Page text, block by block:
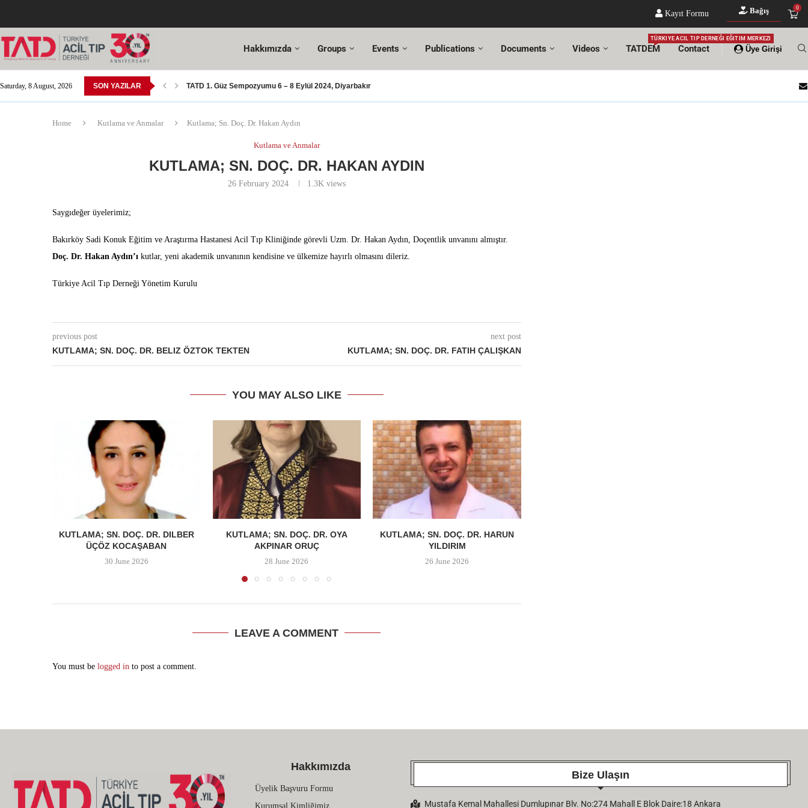
Kayıt Formu Bağış 0
Hakkımızda Groups Events Publications Documents Videos TATDEM
TÜRKIYE ACIL TIP DERNEĞI EĞITIM MERKEZI
Contact Üye Girişi
Saturday, 8 August, 2026 SON YAZILAR TATD 1. Güz Sempozyumu 6 – 8 Eylül 2024, Diyarbakır
Home Kutlama ve Anmalar Kutlama; Sn. Doç. Dr. Hakan Aydın
Kutlama ve Anmalar
KUTLAMA; SN. DOÇ. DR. HAKAN AYDIN
26 February 2024 1.3Kviews
Saygıdeğer üyelerimiz;
Bakırköy Sadi Konuk Eğitim ve Araştırma Hastanesi Acil Tıp Kliniğinde görevli Uzm. Dr. Hakan Aydın, Doçentlik unvanını almıştır.
Doç. Dr. Hakan Aydın’ı kutlar, yeni akademik unvanının kendisine ve ülkemize hayırlı olmasını dileriz.
Türkiye Acil Tıp Derneği Yönetim Kurulu
previous post
KUTLAMA; SN. DOÇ. DR. BELIZ ÖZTOK TEKTEN
next post
KUTLAMA; SN. DOÇ. DR. FATIH ÇALIŞKAN
YOU MAY ALSO LIKE
KUTLAMA; SN. DOÇ. DR. DILBER
ÜÇÖZ KOCAŞABAN
30 June 2026
KUTLAMA; SN. DOÇ. DR. OYA
AKPINAR ORUÇ
28 June 2026
KUTLAMA; SN. DOÇ. DR. HARUN
YILDIRIM
26 June 2026
LEAVE A COMMENT
You must be logged in to post a comment.
Hakkımızda
Üyelik Başvuru Formu
Kurumsal Kimliğimiz
Bize Ulaşın
Mustafa Kemal Mahallesi Dumlupınar Blv. No:274 Mahall E Blok Daire:18 Ankara